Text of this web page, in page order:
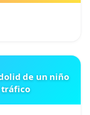
de un niño
tráfico